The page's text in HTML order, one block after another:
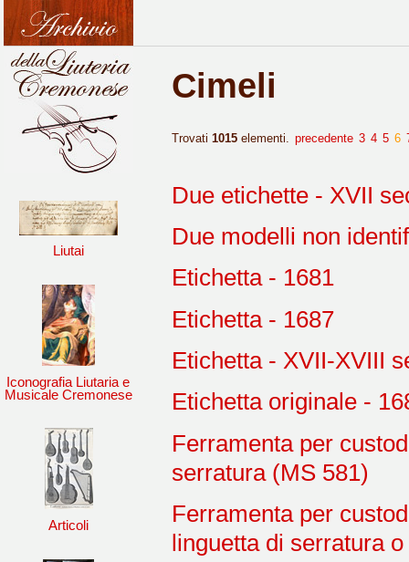
Liutai
Iconografia Liutaria e
Musicale Cremonese
Articoli
Cimeli
Trovati 1015elementi. precedente 3 4 5 6
Due etichette - XVII
Due modelli non
Etichetta - 1681
Etichetta - 1687
Etichetta - XVII-XVIII
Etichetta originale -
Ferramenta per
serratura (MS 581)
Ferramenta per
linguetta di serratura